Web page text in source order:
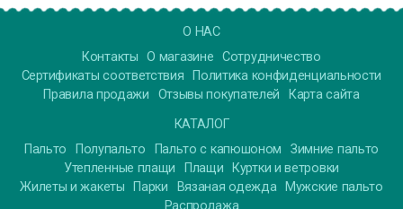
О НАС
Контакты
О магазине Сотрудничество
Сертификаты соответствия
Политика конфиденциальности
Правила продажи
Отзывы покупателей
Карта сайта
КАТАЛОГ
Пальто
Полупальто Пальто с капюшоном
Зимние пальто
Утепленные плащи
Плащи Куртки и ветровки
Жилеты и жакеты
Парки Вязаная одежда Мужские пальто